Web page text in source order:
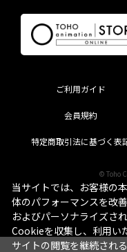
ご利用ガイド
会員規約
特定商取引法に基づく表
© Toho
当サイトでは、お客様の
体のパフォーマンスを改
およびパーソナライズさ
Cookieを収集し、利用い
サイトの閲覧を継続され